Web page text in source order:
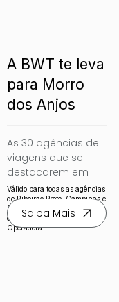
A BWT te leva
para Morro
dos Anjos
As 30 agências de
viagens que se
destacarem em
vendas de pacotes
BWT, vendas para o
Morro dos Anjos
pontuam em
Válido para todas as agências
de Ribeirão Preto, Campinas e
Sorocaba e região,
cadastradas na BWT
Operadora.
Saiba Mais